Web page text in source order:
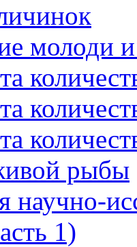
молоди
рыбы
научно-
1)